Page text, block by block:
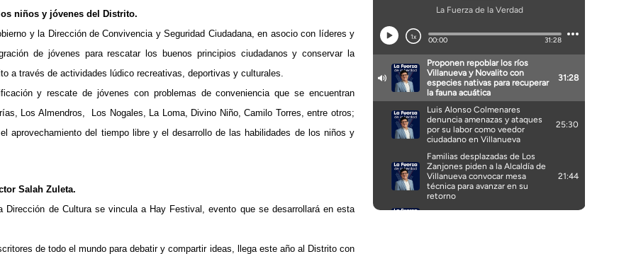
niños y jóvenes del Distrito.
y la Dirección de Convivencia y Seguridad Ciudadana, en asocio con líderes y
de jóvenes para rescatar los buenos principios ciudadanos y conservar la
a través de actividades lúdico recreativas, deportivas y culturales.
y rescate de jóvenes con problemas de conveniencia que se encuentran
Los Almendros, Los Nogales, La Loma, Divino Niño, Camilo Torres, entre otros;
aprovechamiento del tiempo libre y el desarrollo de las habilidades de los niños y
Salah Zuleta.
de Cultura se vincula a Hay Festival, evento que se desarrollará en esta
de todo el mundo para debatir y compartir ideas, llega este año al Distrito con